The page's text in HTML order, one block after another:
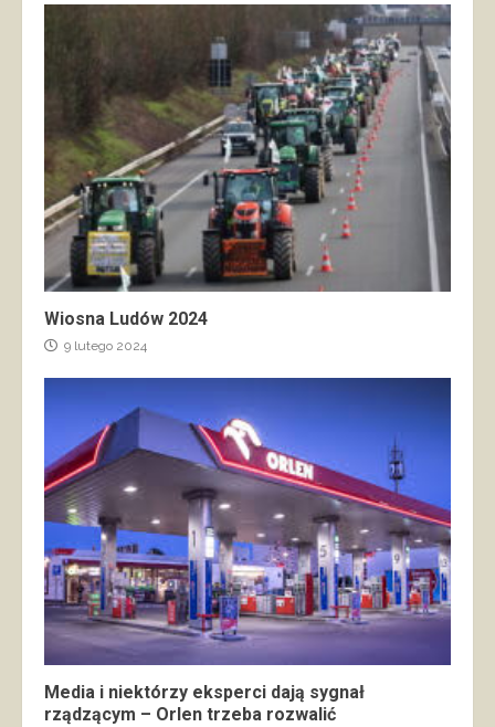
Wiosna Ludów 2024
9 lutego 2024
Media i niektórzy eksperci dają sygnał
rządzącym – Orlen trzeba rozwalić